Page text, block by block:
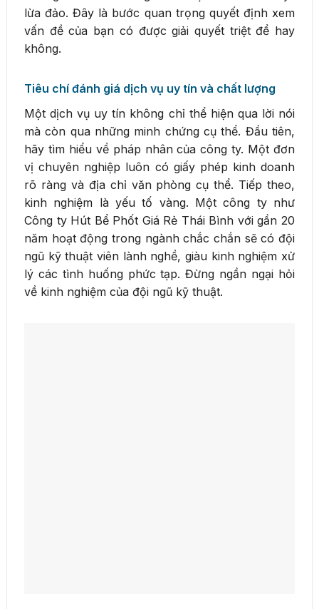
lừa đảo. Đây là bước quan trọng quyết định xem
vấn đề của bạn có được giải quyết triệt để hay
không.
Tiêu chí đánh giá dịch vụ uy tín và chất lượng
Một dịch vụ uy tín không chỉ thể hiện qua lời nói
mà còn qua những minh chứng cụ thể. Đầu tiên,
hãy tìm hiểu về pháp nhân của công ty. Một đơn
vị chuyên nghiệp luôn có giấy phép kinh doanh
rõ ràng và địa chỉ văn phòng cụ thể. Tiếp theo,
kinh nghiệm là yếu tố vàng. Một công ty như
Công ty Hút Bể Phốt Giá Rẻ Thái Bình với gần 20
năm hoạt động trong ngành chắc chắn sẽ có đội
ngũ kỹ thuật viên lành nghề, giàu kinh nghiệm xử
lý các tình huống phức tạp. Đừng ngần ngại hỏi
về kinh nghiệm của đội ngũ kỹ thuật.